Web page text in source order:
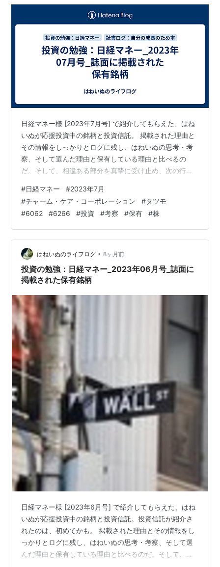
日経マネー様 [2023年7月号] で紹介してもらえた、はね
いぬが応援投資中の銘柄と投資信託。 掲載された理由と
その情報をしっかりとログに残し、はねいぬの思考・考
察、そして選んだ理由と保有している理由と比べるの
だ。そして、相違ある部分を真摯に受け止め、次の行動
ム・ケア・コーポレーション はねいぬ思考・考察）
6266 タツモ はねいぬ思考・考察） 保有株式 6062 チャ
ーム・ケア・コーポレーション 特集「えりすぐり絶好調
株」の中の「割安感のある最高益銘柄を絞り込み！」で
紹介。7期連続営業最高益でもPER9.3倍。 はねいぬ思
考・考察） …
#日経マネー #2023年7月
#チャーム・ケア・コーポレーション #タツモ
#6062 #6266 #投資 #考察 #保有 #株
はねいぬのライフログ • 8ヶ月前
投資の勉強：日経マネー_2023年06月号_誌面に
掲載された保有銘柄
日経マネー様 [2023年6月号] で紹介してもらえた、はね
いぬが応援投資中の銘柄と投資信託。投資信託が紹介さ
れたのは、初めてかも。 掲載された理由とその情報をし
っかりとログに残し、はねいぬの思考・考察、そして選
んだ理由と保有している理由と比べるのだ。そして、相